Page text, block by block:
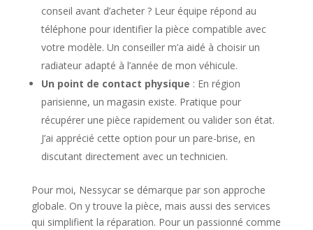
conseil avant d’acheter ? Leur équipe répond au
téléphone pour identifier la pièce compatible avec
votre modèle. Un conseiller m’a aidé à choisir un
radiateur adapté à l’année de mon véhicule.
Un point de contact physique : En région
parisienne, un magasin existe. Pratique pour
récupérer une pièce rapidement ou valider son état.
J’ai apprécié cette option pour un pare-brise, en
discutant directement avec un technicien.
Pour moi, Nessycar se démarque par son approche
globale. On y trouve la pièce, mais aussi des services
qui simplifient la réparation. Pour un passionné comme